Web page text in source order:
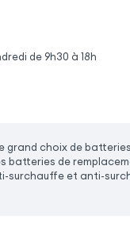
de 9h30 à 18h
choix de
batteries de
surchauffe et anti-